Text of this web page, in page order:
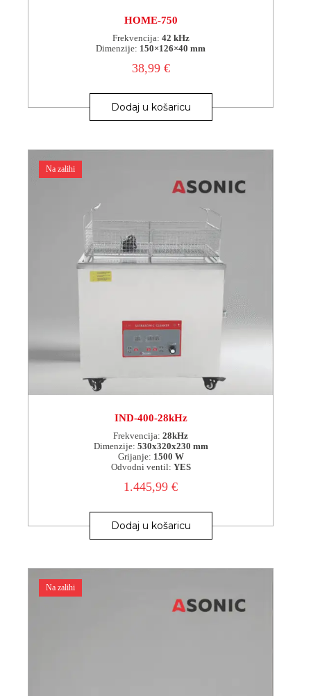
HOME-750
Frekvencija: 42 kHz
Dimenzije: 150×126×40 mm
38,99 €
Dodaj u košaricu
Na zalihi
IND-400-28kHz
Frekvencija: 28kHz
Dimenzije: 530x320x230 mm
Grijanje: 1500 W
Odvodni ventil: YES
1.445,99€
Dodaj u košaricu
Na zalihi